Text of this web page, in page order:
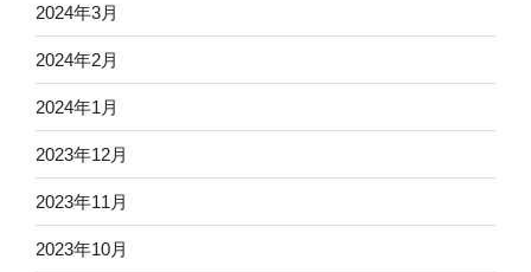
2024年3月
2024年2月
2024年1月
2023年12月
2023年11月
2023年10月